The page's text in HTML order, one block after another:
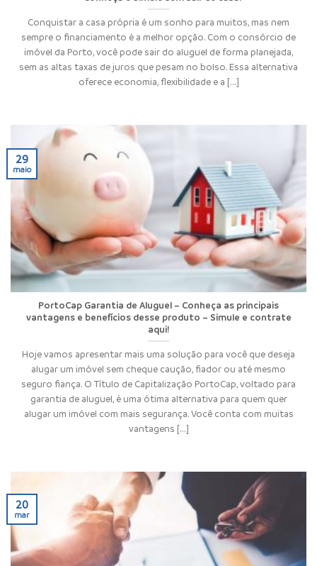
Conquistar a casa própria é um sonho para muitos, mas nem
sempre o financiamento é a melhor opção. Com o consórcio de
imóvel da Porto, você pode sair do aluguel de forma planejada,
sem as altas taxas de juros que pesam no bolso. Essa alternativa
oferece economia, flexibilidade e a [...]
PortoCap Garantia de Aluguel – Conheça as principais
vantagens e benefícios desse produto – Simule e contrate
aqui!
Hoje vamos apresentar mais uma solução para você que deseja
alugar um imóvel sem cheque caução, fiador ou até mesmo
seguro fiança. O Título de Capitalização PortoCap, voltado para
garantia de aluguel, é uma ótima alternativa para quem quer
alugar um imóvel com mais segurança. Você conta com muitas
vantagens [...]
29
maio
20
mar